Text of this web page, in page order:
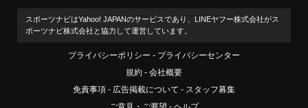
スポーツナビはYahoo! JAPANのサービスであり、LINEヤフー株式会社がス
ポーツナビ株式会社と協力して運営しています。
プライバシーポリシー
プライバシーセンター
規約
会社概要
免責事項
広告掲載について
スタッフ募集